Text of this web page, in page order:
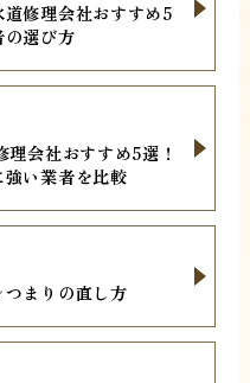
修理会社おすすめ5
選び方
会社おすすめ5選！
い業者を比較
まりの直し方